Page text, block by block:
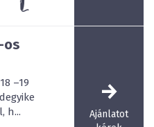
Klinika személyre
ellátást biztosít a
és a
felhasználásával.
os
–19
h...
Ajánlatot